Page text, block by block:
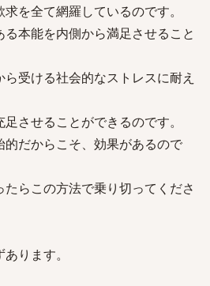
を全て網羅しているのです。
本能を内側から満足させること
受ける社会的なストレスに耐え
させることができるのです。
だからこそ、効果があるので
らこの方法で乗り切ってくださ
ります。